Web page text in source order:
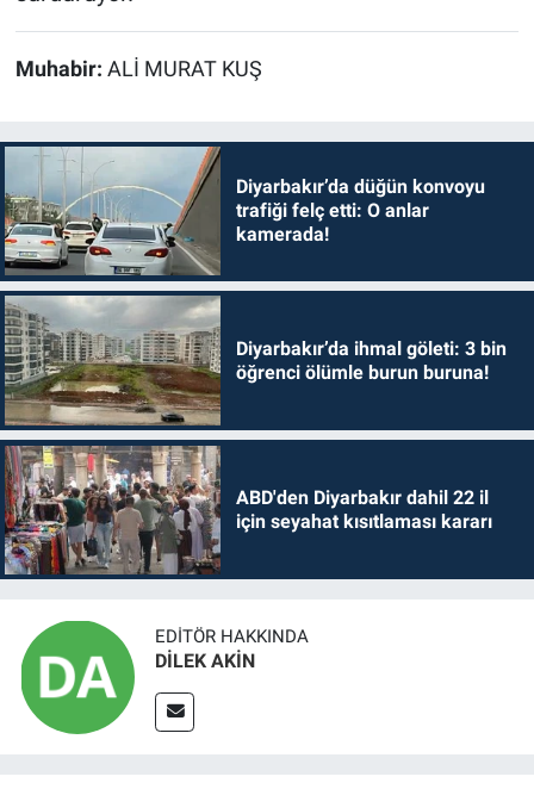
Muhabir: ALİ MURAT KUŞ
Diyarbakır’da düğün konvoyu
trafiği felç etti: O anlar
kamerada!
Diyarbakır’da ihmal göleti: 3 bin
öğrenci ölümle burun buruna!
ABD'den Diyarbakır dahil 22 il
için seyahat kısıtlaması kararı
EDITÖR HAKKINDA
DİLEK AKİN